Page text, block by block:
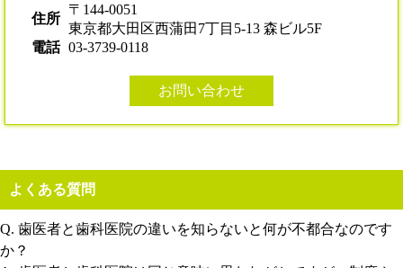
住所
〒144-0051
東京都大田区西蒲田7丁目5-13 森ビル5F
電話 03-3739-0118
お問い合わせ
よくある質問
Q. 歯医者と歯科医院の違いを知らないと何が不都合なのです
か？